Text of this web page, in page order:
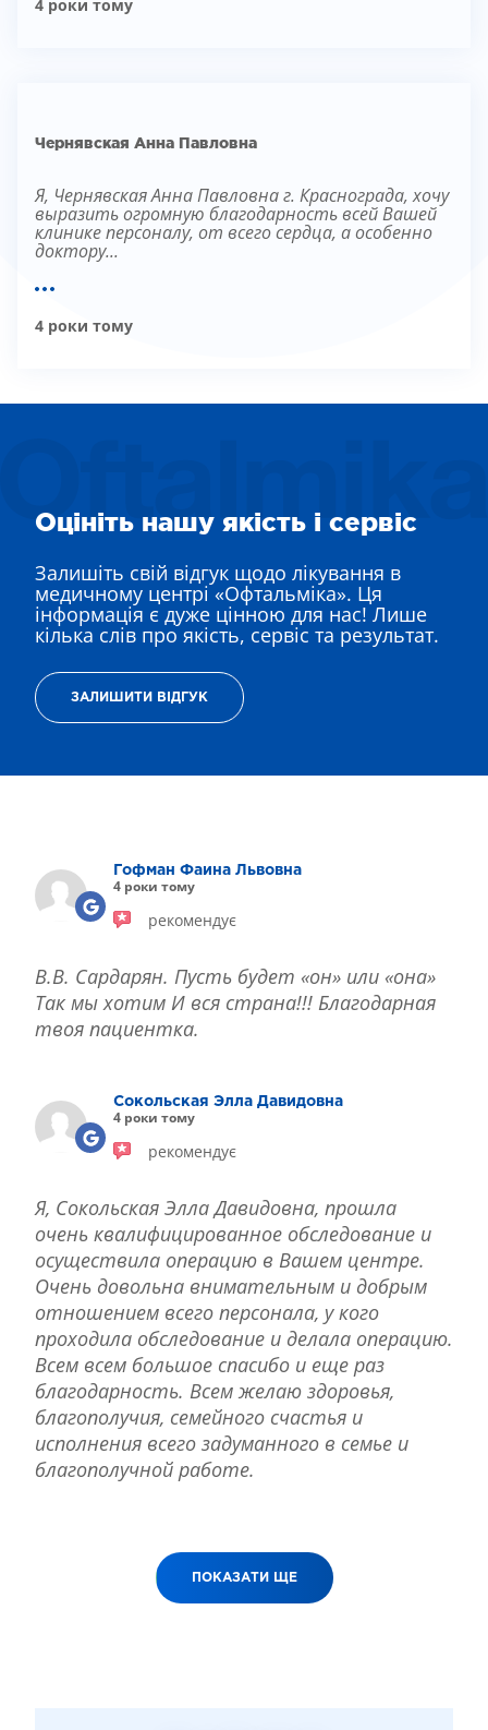
4 роки тому
Чернявская Анна Павловна
Я, Чернявская Анна Павловна г. Краснограда, хочу
выразить огромную благодарность всей Вашей
клинике персоналу, от всего сердца, а особенно
доктору...
4 роки тому
Оцініть нашу якість і сервіс
Залишіть свій відгук щодо лікування в
медичному центрі «Офтальміка». Ця
інформація є дуже цінною для нас! Лише
кілька слів про якість, сервіс та результат.
ЗАЛИШИТИ ВІДГУК
Гофман Фаина Львовна
4 роки тому
рекомендує
В.В. Сардарян. Пусть будет «он» или «она»
Так мы хотим И вся страна!!! Благодарная
твоя пациентка.
Сокольская Элла Давидовна
4 роки тому
рекомендує
Я, Сокольская Элла Давидовна, прошла
очень квалифицированное обследование и
осуществила операцию в Вашем центре.
Очень довольна внимательным и добрым
отношением всего персонала, у кого
проходила обследование и делала операцию.
Всем всем большое спасибо и еще раз
благодарность. Всем желаю здоровья,
благополучия, семейного счастья и
исполнения всего задуманного в семье и
благополучной работе.
ПОКАЗАТИ ЩЕ